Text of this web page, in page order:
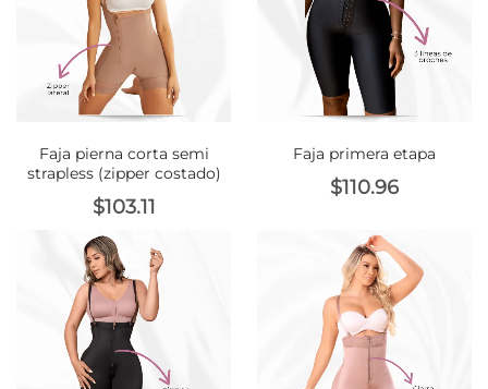
Faja pierna corta semi
strapless (zipper costado)
$103.11
Faja primera etapa
$110.96